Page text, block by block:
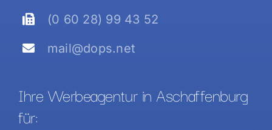
(0 60 28) 99 43 52
mail@dops.net
Ihre Werbeagentur in Aschaffenburg
für: